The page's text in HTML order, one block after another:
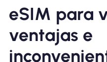
eSIM para
ventajas e